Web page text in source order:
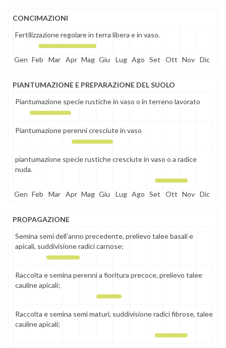
CONCIMAZIONI
Fertilizzazione regolare in terra libera e in vaso.
Gen Feb Mar Apr Mag Giu Lug Ago Set Ott Nov Dic
PIANTUMAZIONE E PREPARAZIONE DEL SUOLO
Piantumazione specie rustiche in vaso o in terreno lavorato
Piantumazione perenni cresciute in vaso
piantumazione specie rustiche cresciute in vaso o a radice
nuda.
Gen Feb Mar Apr Mag Giu Lug Ago Set Ott Nov Dic
PROPAGAZIONE
Semina semi dell’anno precedente, prelievo talee basali e
apicali, suddivisione radici carnose;
Raccolta e semina perenni a fioritura precoce, prelievo talee
cauline apicali;
Raccolta e semina semi maturi, suddivisione radici fibrose, talee
cauline apicali;